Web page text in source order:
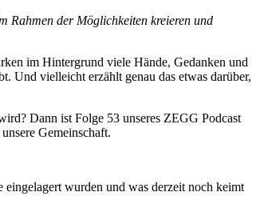
Rahmen der Möglichkeiten kreieren und
im Hintergrund viele Hände, Gedanken und
Und vielleicht erzählt genau das etwas darüber,
Dann ist Folge 53 unseres ZEGG Podcast
Gemeinschaft.
wurden und was derzeit noch keimt